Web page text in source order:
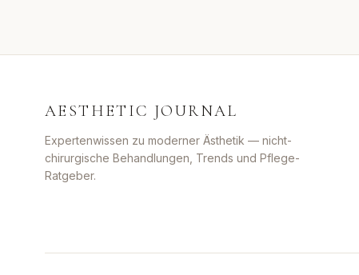
AESTHETIC JOURNAL
Expertenwissen zu moderner Ästhetik — nicht-
chirurgische Behandlungen, Trends und Pflege-
Ratgeber.